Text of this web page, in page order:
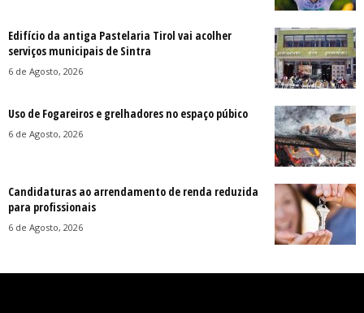
Edifício da antiga Pastelaria Tirol vai acolher
serviços municipais de Sintra
6 de Agosto, 2026
Uso de Fogareiros e grelhadores no espaço púbico
6 de Agosto, 2026
Candidaturas ao arrendamento de renda reduzida
para profissionais
6 de Agosto, 2026